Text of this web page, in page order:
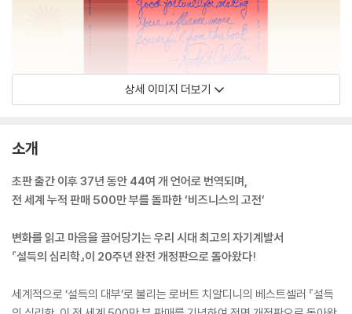
상세 이미지 더보기
소개
초판 출간 이후 37년 동안 44여 개 언어로 번역되며,
전 세계 누적 판매 500만 부를 돌파한 ‘비즈니스의 고전’
변화를 읽고 마음을 끌어당기는 우리 시대 최고의 자기계발서
『설득의 심리학』이 20주년 완전 개정판으로 돌아왔다!
세계적으로 ‘설득의 대부’로 불리는 로버트 치알디니의 베스트셀러 『설득